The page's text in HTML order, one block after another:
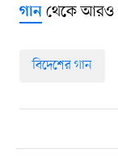
গানথেকে আরও
বিদেশের গান